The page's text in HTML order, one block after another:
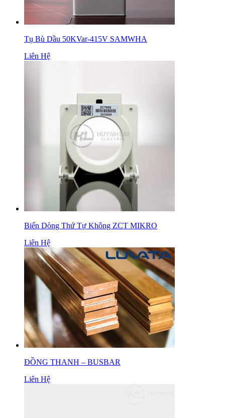
Tụ Bù Dầu 50KVar-415V SAMWHA
Liên Hệ
Biến Dòng Thứ Tự Không ZCT MIKRO
Liên Hệ
ĐỒNG THANH – BUSBAR
Liên Hệ